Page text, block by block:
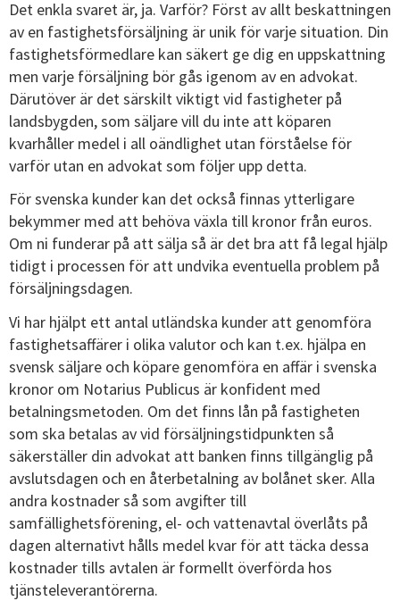
Det enkla svaret är, ja. Varför? Först av allt beskattningen
av en fastighetsförsäljning är unik för varje situation. Din
fastighetsförmedlare kan säkert ge dig en uppskattning
men varje försäljning bör gås igenom av en advokat.
Därutöver är det särskilt viktigt vid fastigheter på
landsbygden, som säljare vill du inte att köparen
kvarhåller medel i all oändlighet utan förståelse för
varför utan en advokat som följer upp detta.
För svenska kunder kan det också finnas ytterligare
bekymmer med att behöva växla till kronor från euros.
Om ni funderar på att sälja så är det bra att få legal hjälp
tidigt i processen för att undvika eventuella problem på
försäljningsdagen.
Vi har hjälpt ett antal utländska kunder att genomföra
fastighetsaffärer i olika valutor och kan t.ex. hjälpa en
svensk säljare och köpare genomföra en affär i svenska
kronor om Notarius Publicus är konfident med
betalningsmetoden. Om det finns lån på fastigheten
som ska betalas av vid försäljningstidpunkten så
säkerställer din advokat att banken finns tillgänglig på
avslutsdagen och en återbetalning av bolånet sker. Alla
andra kostnader så som avgifter till
samfällighetsförening, el- och vattenavtal överlåts på
dagen alternativt hålls medel kvar för att täcka dessa
kostnader tills avtalen är formellt överförda hos
tjänsteleverantörerna.